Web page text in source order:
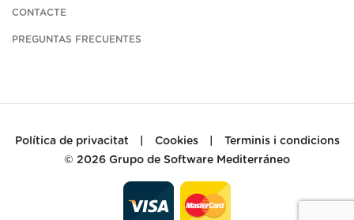
CONTACTE
PREGUNTAS FRECUENTES
Política de privacitat Cookies
Terminis i condicions
© 2026 Grupo de Software Mediterráneo